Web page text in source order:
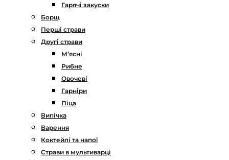
Гарячі закуски
Борщ
Перші страви
Другі страви
М’ясні
Рибне
Овочеві
Гарніри
Піца
Випічка
Варення
Коктейлі та напої
Страви в мультиварці